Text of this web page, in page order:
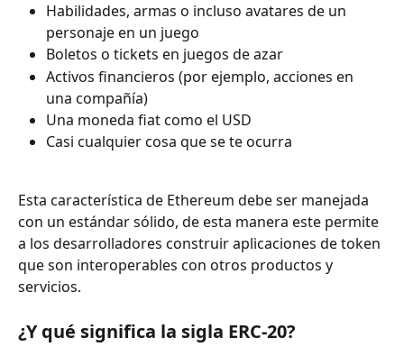
Habilidades, armas o incluso avatares de un
personaje en un juego
Boletos o tickets en juegos de azar
Activos financieros (por ejemplo, acciones en
una compañía)
Una moneda fiat como el USD
Casi cualquier cosa que se te ocurra
Esta característica de Ethereum debe ser manejada
con un estándar sólido, de esta manera este permite
a los desarrolladores construir aplicaciones de token
que son interoperables con otros productos y
servicios.
¿Y qué significa la sigla ERC-20?